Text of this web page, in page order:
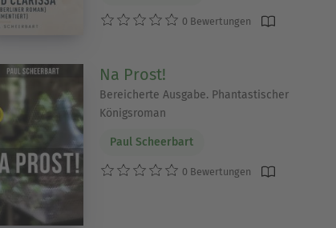
0 Bewertungen
Na Prost!
Bereicherte Ausgabe. Phantastischer
Königsroman
Paul Scheerbart
0 Bewertungen